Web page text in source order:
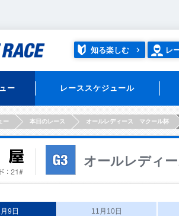
知る楽しむ レ
ー レーススケジュール
ー 本日のレース オールレディース マクール杯
オールレディ
9日 11月10日